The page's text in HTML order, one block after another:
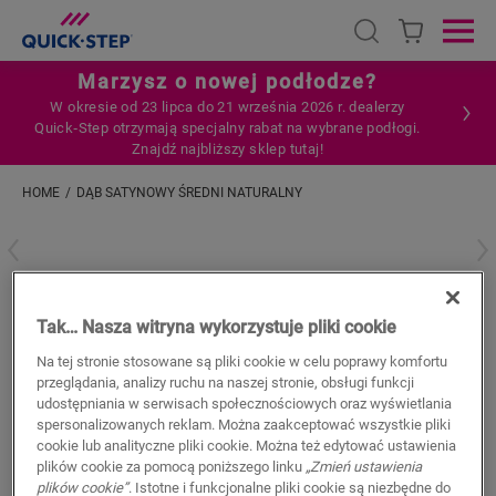
Open search
Marzysz o nowej podłodze?
W okresie od 23 lipca do 21 września 2026 r. dealerzy
Quick‑Step otrzymają specjalny rabat na wybrane podłogi.
Znajdź najbliższy sklep tutaj!
HOME DĄB SATYNOWY ŚREDNI NATURALNY
Dąb satynowy średni naturalny
QSVSKDB20311
Beautiful finish
Colourmatched with your floor
Scratch-resistant top layer
Water-resistant
Tak… Nasza witryna wykorzystuje pliki cookie
Na tej stronie stosowane są pliki cookie w celu poprawy komfortu
przeglądania, analizy ruchu na naszej stronie, obsługi funkcji
udostępniania w serwisach społecznościowych oraz wyświetlania
spersonalizowanych reklam. Można zaakceptować wszystkie pliki
cookie lub analityczne pliki cookie. Można też edytować ustawienia
plików cookie za pomocą poniższego linku „Zmień ustawienia
plików cookie”. Istotne i funkcjonalne pliki cookie są niezbędne do